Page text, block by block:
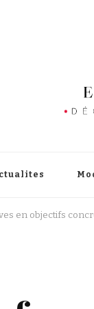
en objectifs